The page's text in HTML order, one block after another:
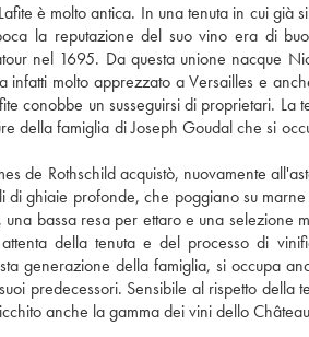
è molto antica. In una tenuta in cui
la reputazione del suo vino era di
nel 1695. Da questa unione nacque
infatti molto apprezzato a Versailles e
conobbe un susseguirsi di proprietari.
della famiglia di Joseph Goudal che si
de Rothschild acquistò, nuovamente
di ghiaie profonde, che poggiano su
bassa resa per ettaro e una
della tenuta e del processo di
generazione della famiglia, si occupa
predecessori. Sensibile al rispetto
anche la gamma dei vini dello